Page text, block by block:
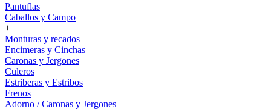
Pantuflas
Caballos y Campo
+
Monturas y recados
Encimeras y Cinchas
Caronas y Jergones
Culeros
Estriberas y Estribos
Frenos
Adorno / Caronas y Jergones